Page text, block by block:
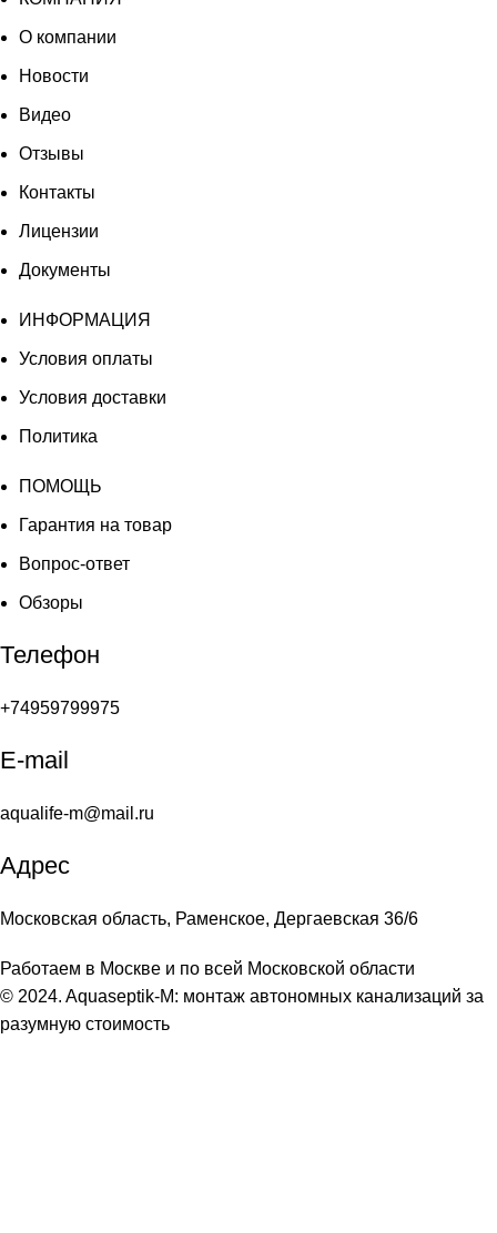
О компании
Новости
Видео
Отзывы
Контакты
Лицензии
Документы
ИНФОРМАЦИЯ
Условия оплаты
Условия доставки
Политика
ПОМОЩЬ
Гарантия на товар
Вопрос-ответ
Обзоры
Телефон
+74959799975
E-mail
aqualife-m@mail.ru
Адрес
Московская область, Раменское, Дергаевская 36/6
Работаем в Москве и по всей Московской области
© 2024. Aquaseptik-M: монтаж автономных канализаций за
разумную стоимость